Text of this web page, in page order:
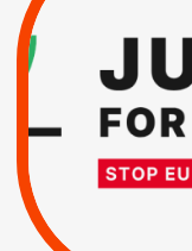
SUSPENSION
TOTALE DE
L’ACCORD
ISRAËL